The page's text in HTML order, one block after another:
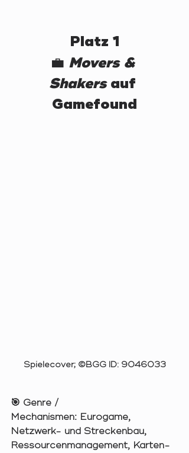
Platz 1
💼 Movers &
Shakers auf
Gamefound
Spielecover; ©BGG ID: 9046033
🎯 Genre /
Mechanismen: Eurogame,
Netzwerk- und Streckenbau,
Ressourcenmanagement, Karten-